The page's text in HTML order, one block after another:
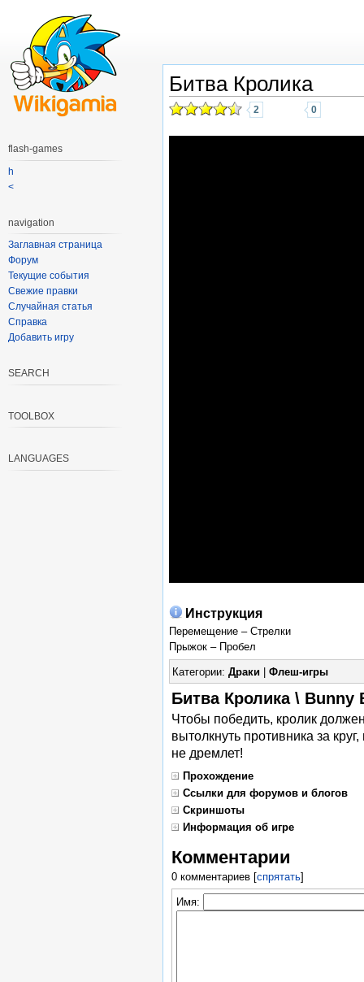
Битва Кролика
2 0
Инструкция
Перемещение – Стрелки
Прыжок – Пробел
Категории: Драки Флеш-игры
Битва Кролика \ Bunny
Чтобы победить, кролик
вытолкнуть противника за
не дремлет!
Прохождение
Ссылки для форумов и блогов
Скриншоты
Информация об игре
Комментарии
0 комментариев[спрятать]
Имя:
flash-games
h
<
navigation
Заглавная страница
Форум
Текущие события
Свежие правки
Случайная статья
Справка
Добавить игру
SEARCH
TOOLBOX
LANGUAGES